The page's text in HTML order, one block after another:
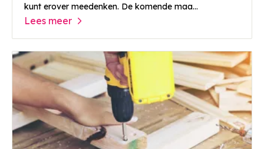
kunt erover meedenken. De komende maa...
Lees meer